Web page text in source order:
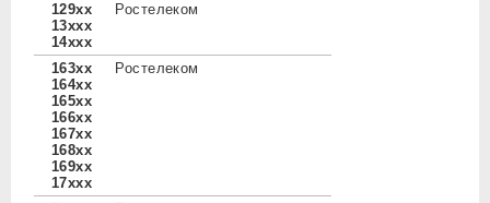
129xx
13xxx
14xxx
Ростелеком
163xx
164xx
165xx
166xx
167xx
168xx
169xx
17xxx
Ростелеком